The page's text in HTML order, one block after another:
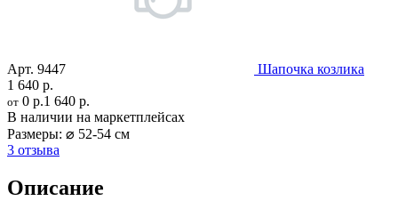
Арт. 9447
Шапочка козлика
1 640 р.
от 0 р.1 640 р.
В наличии на маркетплейсах
Размеры: ⌀ 52-54 см
3 отзыва
Описание